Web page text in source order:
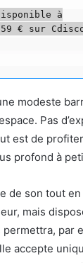
à
€ sur
modeste
Pas
est de
profond à
de son tout
mais
par
accepte